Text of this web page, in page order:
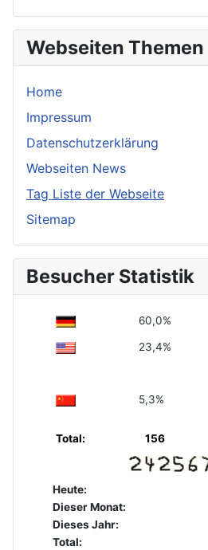
Webseiten Themen
Home
Impressum
Datenschutzerklärung
Webseiten News
Tag Liste der Webseite
Sitemap
Besucher Statistik
60,0%
23,4%
5,3%
Total: 156
Heute:
Dieser Monat:
Dieses Jahr:
Total: